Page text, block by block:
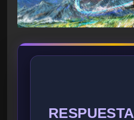
RESPUESTA